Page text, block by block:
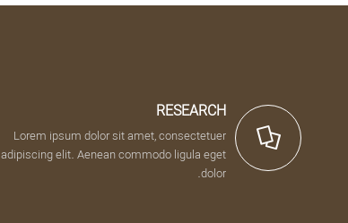
RESEARCH
Lorem ipsum dolor sit amet, consectetuer
adipiscing elit. Aenean commodo ligula eget
dolor.